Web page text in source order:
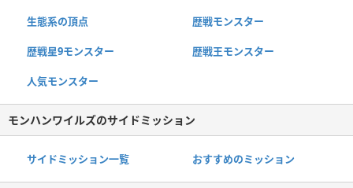
生態系の頂点 歴戦モンスター
歴戦星9モンスター 歴戦王モンスター
人気モンスター
モンハンワイルズのサイドミッション
サイドミッション一覧 おすすめのミッション